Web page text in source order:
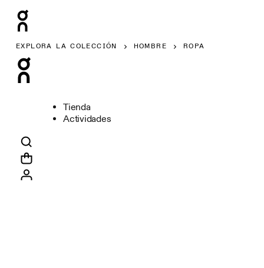
EXPLORA LA COLECCIÓN HOMBRE ROPA
Tienda
Actividades